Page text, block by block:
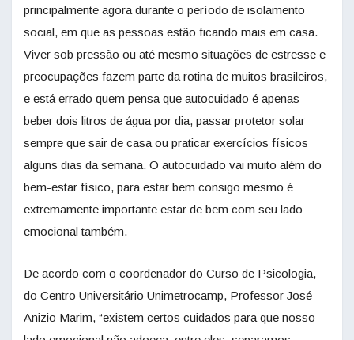
principalmente agora durante o período de isolamento
social, em que as pessoas estão ficando mais em casa.
Viver sob pressão ou até mesmo situações de estresse e
preocupações fazem parte da rotina de muitos brasileiros,
e está errado quem pensa que autocuidado é apenas
beber dois litros de água por dia, passar protetor solar
sempre que sair de casa ou praticar exercícios físicos
alguns dias da semana. O autocuidado vai muito além do
bem-estar físico, para estar bem consigo mesmo é
extremamente importante estar de bem com seu lado
emocional também.
De acordo com o coordenador do Curso de Psicologia,
do Centro Universitário Unimetrocamp, Professor José
Anizio Marim, “existem certos cuidados para que nosso